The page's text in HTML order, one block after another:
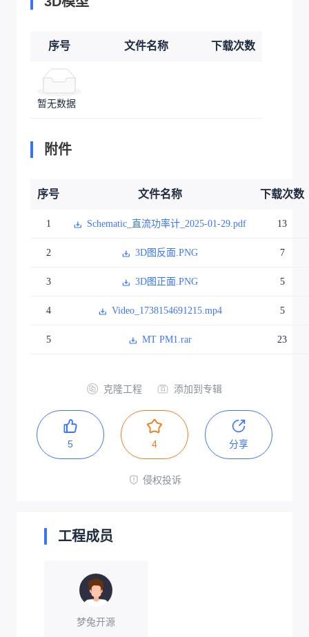
序号 文件名称 下载次数
暂无数据
附件
序号 文件名称 下载次数
1 Schematic_直流功率计_2025-01-29.pdf 13
2 3D图反面.PNG 7
3 3D图正面.PNG 5
4 Video_1738154691215.mp4 5
5 MT PM1.rar 23
克隆工程 添加到专辑
5 4 分享
侵权投诉
工程成员
梦兔开源